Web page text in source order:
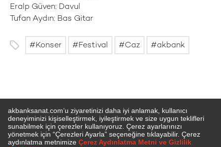
Eralp Güven: Davul
Tufan Aydın: Bas Gitar
Konser Festival Caz akbank